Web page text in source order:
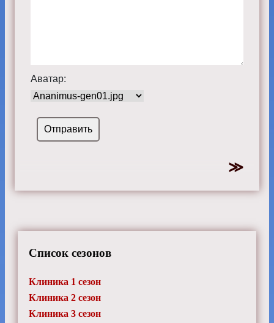
Аватар:
Список сезонов
Клиника 1 сезон
Клиника 2 сезон
Клиника 3 сезон